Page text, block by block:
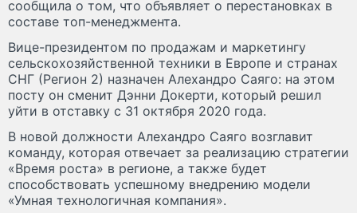
сообщила о том, что объявляет о перестановках в
составе топ-менеджмента.
Вице-президентом по продажам и маркетингу
сельскохозяйственной техники в Европе и странах
СНГ (Регион 2) назначен Алехандро Саяго: на этом
посту он сменит Дэнни Докерти, который решил
уйти в отставку с 31 октября 2020 года.
В новой должности Алехандро Саяго возглавит
команду, которая отвечает за реализацию стратегии
«Время роста» в регионе, а также будет
способствовать успешному внедрению модели
«Умная технологичная компания».